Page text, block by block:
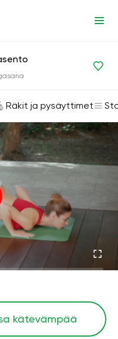
pysäyttimet
Räkit ja pysäyttimet
kätevämpää